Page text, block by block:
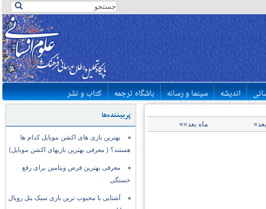
اندیشه سینما و رسانه باشگاه ترجمه کتاب و نشر
پربیننده‌ها
بهترین بازی های اکشن موبایل کدام ها
هستند؟ ( معرفی بهترین بازیهای اکشن موبایل)
معرفی بهترین قرص ویتامین برای رفع
خستگی
آشنایی با محبوب ترین بازی سبک بتل رویال
ماه بعد»»